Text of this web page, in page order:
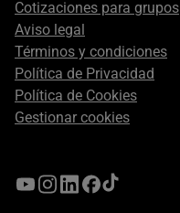
Cotizaciones para grupos
Aviso legal
Términos y condiciones
Política de Privacidad
Política de Cookies
Gestionar cookies